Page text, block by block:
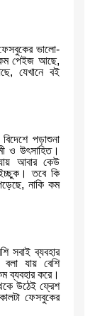
ভালো-
পেইজ আছে,
যেখানে বই
পড়াশুনা
ও উৎসাহিত।
আবার কেউ
তবে কি
নাকি কম
সবাই ব্যবহার
যায় বেশি
করে।
উঠেই ফ্রেশ
ফেসবুকের